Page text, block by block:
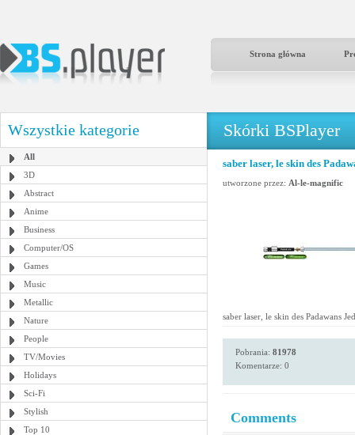
Strona główna
Wszystkie kategorie
All
3D
Abstract
Anime
Business
Computer/OS
Games
Music
Metallic
Nature
People
TV/Movies
Holidays
Sci-Fi
Stylish
Top 10
Skórki BSPlayer
saber laser, le skin des
utworzone przez: Al-le-magnific
saber laser, le skin des Padawans
Pobrania: 81978
Komentarze: 0
Comments